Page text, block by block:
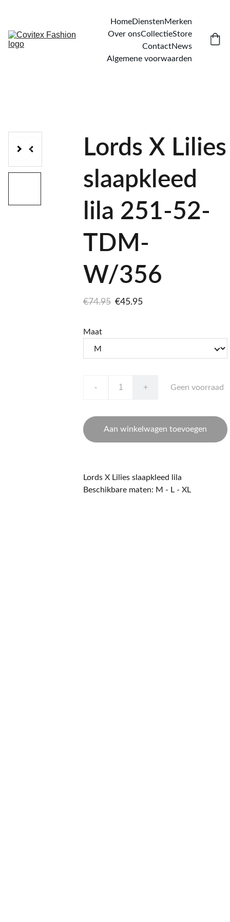
HomeDienstenMerken
Over onsCollectieStore
ContactNews
Algemene voorwaarden
Lords X Lilies
slaapkleed
lila 251-52-
TDM-
W/356
€74.95 €45.95
Maat
- + Geen voorraad
Aan winkelwagen toevoegen
Lords X Lilies slaapkleed lila
Beschikbare maten: M - L - XL